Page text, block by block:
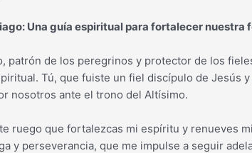
Una guía espiritual para fortalecer nuestra
patrón de los peregrinos y protector de los
Tú, que fuiste un fiel discípulo de Jesús
nosotros ante el trono del Altísimo.
ruego que fortalezcas mi espíritu y renueves
y perseverancia, que me impulse a seguir